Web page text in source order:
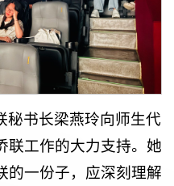
秘书长梁燕玲向师生代
联工作的大力支持。她
的一份子，应深刻理解